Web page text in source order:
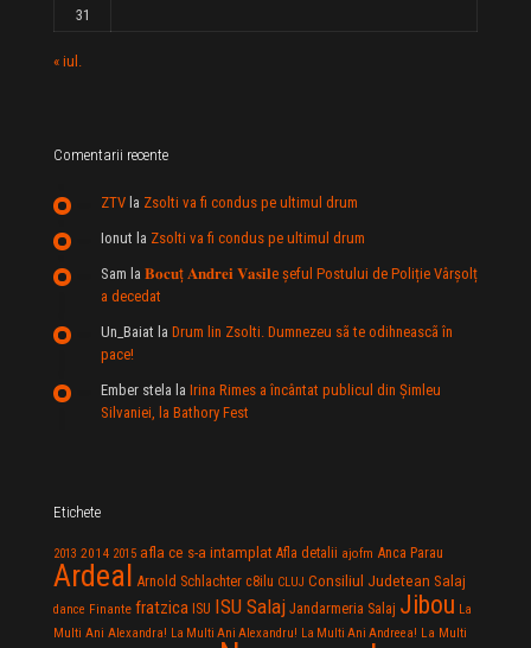
31
« iul.
Comentarii recente
ZTV la Zsolti va fi condus pe ultimul drum
Ionut la Zsolti va fi condus pe ultimul drum
Sam la 𝐁𝐨𝐜𝐮ț 𝐀𝐧𝐝𝐫𝐞𝐢 𝐕𝐚𝐬𝐢𝐥e şeful Postului de Poliție Vârșolț
a decedat
Un_Baiat la Drum lin Zsolti. Dumnezeu sã te odihneascã în
pace!
Ember stela la Irina Rimes a încântat publicul din Şimleu
Silvaniei, la Bathory Fest
Etichete
2013 2014 2015 afla ce s-a intamplat Afla detalii ajofm Anca Parau
Ardeal Arnold Schlachter c8ilu CLUJ Consiliul Judetean Salaj
dance Finante fratzica ISU ISU Salaj Jandarmeria Salaj Jibou La
Multi Ani Alexandra! La Multi Ani Alexandru! La Multi Ani Andreea! La Multi